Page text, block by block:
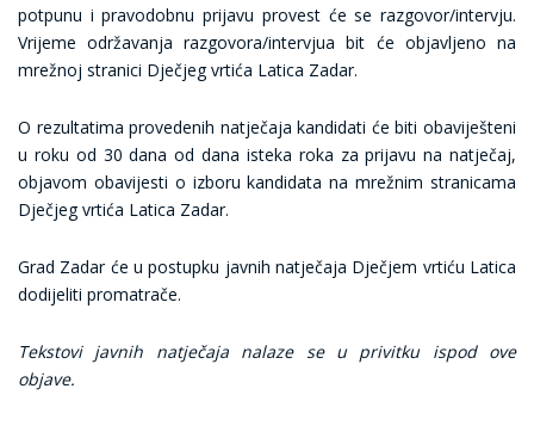
potpunu i pravodobnu prijavu provest će se razgovor/intervju.
Vrijeme održavanja razgovora/intervjua bit će objavljeno na
mrežnoj stranici Dječjeg vrtića Latica Zadar.
O rezultatima provedenih natječaja kandidati će biti obaviješteni
u roku od 30 dana od dana isteka roka za prijavu na natječaj,
objavom obavijesti o izboru kandidata na mrežnim stranicama
Dječjeg vrtića Latica Zadar.
Grad Zadar će u postupku javnih natječaja Dječjem vrtiću Latica
dodijeliti promatrače.
Tekstovi javnih natječaja nalaze se u privitku ispod ove
objave.